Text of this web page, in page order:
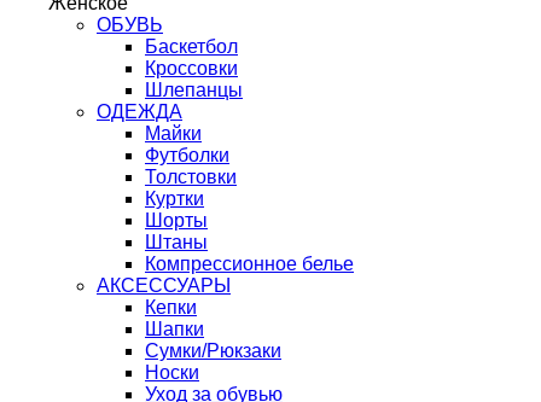
ОБУВЬ
Баскетбол
Кроссовки
Шлепанцы
ОДЕЖДА
Майки
Футболки
Толстовки
Куртки
Шорты
Штаны
Компрессионное белье
АКСЕССУАРЫ
Кепки
Шапки
Сумки/Рюкзаки
Носки
Уход за обувью